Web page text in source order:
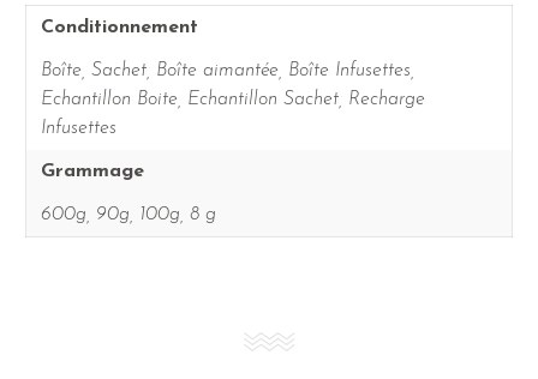
Conditionnement
Boîte, Sachet, Boîte aimantée, Boîte Infusettes,
Echantillon Boite, Echantillon Sachet, Recharge
Infusettes
Grammage
600g, 90g, 100g, 8 g